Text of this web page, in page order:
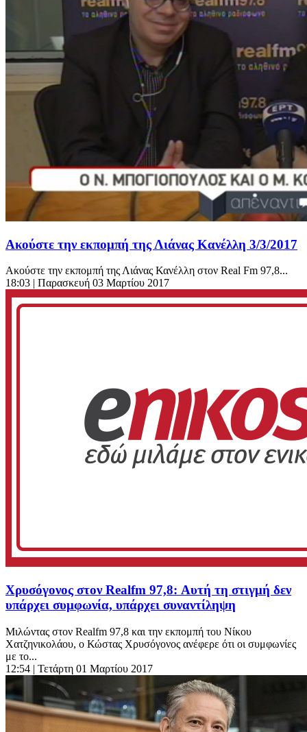
Ακούστε την εκπομπή της Λιάνας Κανέλλη 3/3/2017
Ακούστε την εκπομπή της Λιάνας Κανέλλη στον Real Fm 97,8...
18:03 | Παρασκευή 03 Μαρτίου 2017
Χρυσόγονος στον Realfm 97,8: Αυτή τη στιγμή δεν
υπάρχει συμφωνία, υπάρχει συναντίληψη
Μιλώντας στον Realfm 97,8 και την εκπομπή του Νίκου
Χατζηνικολάου, ο Κώστας Χρυσόγονος ανέφερε ότι οι συμφωνίες
με το...
12:54 | Τετάρτη 01 Μαρτίου 2017